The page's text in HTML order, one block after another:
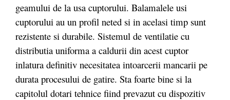
geamului de la usa cuptorului. Balamalele usi
cuptorului au un profil neted si in acelasi timp sunt
rezistente si durabile. Sistemul de ventilatie cu
distributia uniforma a caldurii din acest cuptor
inlatura definitiv necesitatea intoarcerii mancarii pe
durata procesului de gatire. Sta foarte bine si la
capitolul dotari tehnice fiind prevazut cu dispozitiv